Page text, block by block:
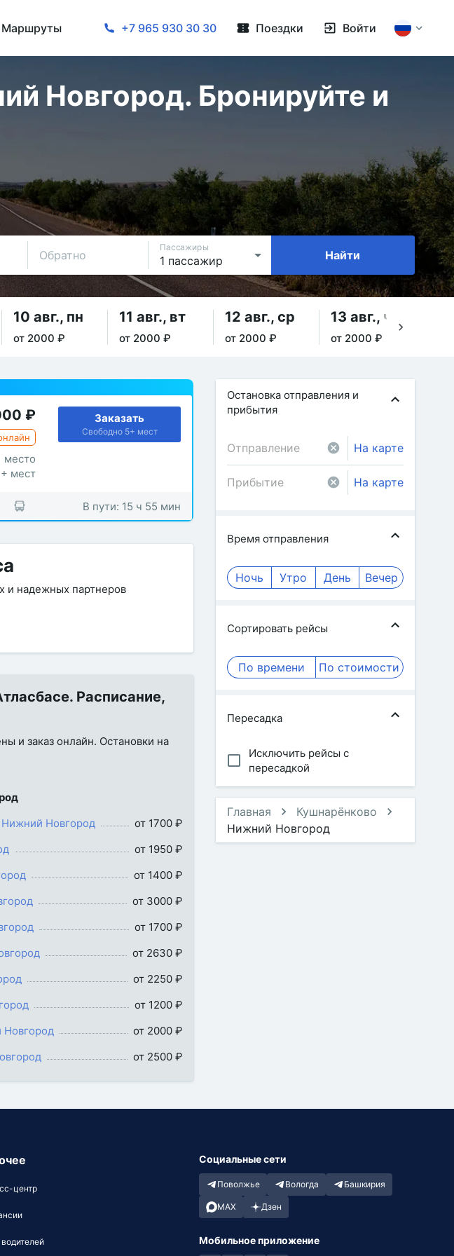
Маршруты +7 965 930 30 30 Поездки Войти
Новгород. Бронируйте и
Обратно
Пассажиры
Найти
10 авг., пн
от 2000 ₽
11 авг., вт
от 2000 ₽
12 авг., ср
от 2000 ₽
13 авг., чт
от 2000 ₽
₽
место
мест
Заказать
Свободно 5+ мест
В пути: 15 ч 55 мин
и надежных партнеров
Расписание,
и заказ онлайн. Остановки на
Новгород
от 1700 ₽
от 1950 ₽
от 1400 ₽
от 3000 ₽
от 1700 ₽
от 2630 ₽
от 2250 ₽
от 1200 ₽
от 2000 ₽
от 2500 ₽
Остановка отправления и
прибытия
На карте
На карте
Время отправления
Ночь Утро День Вечер
Сортировать рейсы
По времени По стоимости
Пересадка
Исключить рейсы с
пересадкой
Главная
Кушнарёнково
Нижний Новгород
центр
Социальные сети
Поволжье Вологда Башкирия
MAX Дзен
Мобильное приложение